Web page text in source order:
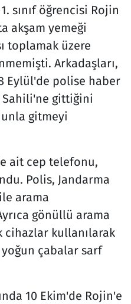
sınıf öğrencisi Rojin
akşam yemeği
toplamak üzere
Arkadaşları,
Eylül'de polise haber
Sahili'ne gittiğini
gitmeyi
ait cep telefonu,
Polis, Jandarma
arama
gönüllü arama
kullanılarak
çabalar sarf
10 Ekim'de Rojin'e